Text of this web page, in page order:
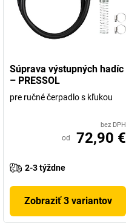
Súprava výstupných hadíc
– PRESSOL
pre ručné čerpadlo s kľukou
bez DPH
od 72,90 €
2-3 týždne
Zobraziť 3 variantov